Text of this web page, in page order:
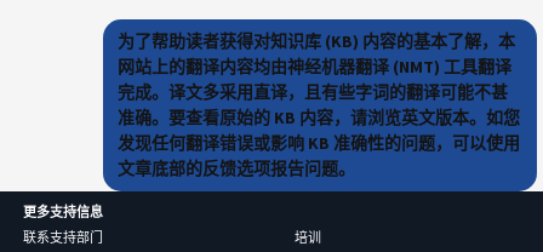
为了帮助读者获得对知识库 (KB) 内容的基本了解，本
网站上的翻译内容均由神经机器翻译 (NMT) 工具翻译
完成。译文多采用直译，且有些字词的翻译可能不甚
准确。要查看原始的 KB 内容，请浏览英文版本。如您
发现任何翻译错误或影响 KB 准确性的问题，可以使用
文章底部的反馈选项报告问题。
更多支持信息
联系支持部门
培训